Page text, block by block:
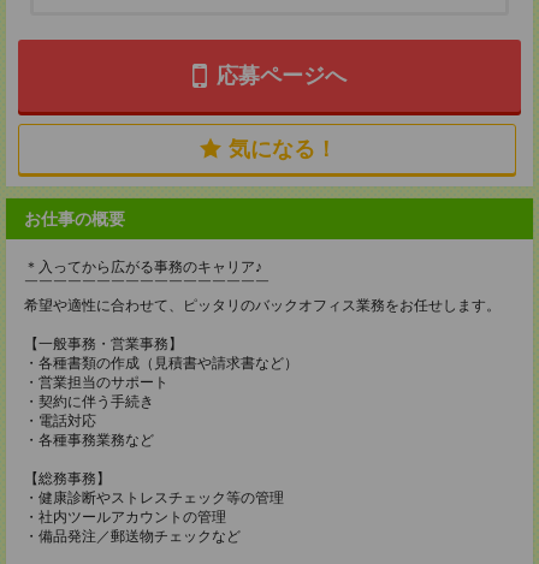
応募ページへ
気になる！
お仕事の概要
＊入ってから広がる事務のキャリア♪
￣￣￣￣￣￣￣￣￣￣￣￣￣￣￣￣￣
希望や適性に合わせて、ピッタリのバックオフィス業務をお任せします。
【一般事務・営業事務】
・各種書類の作成（見積書や請求書など）
・営業担当のサポート
・契約に伴う手続き
・電話対応
・各種事務業務など
【総務事務】
・健康診断やストレスチェック等の管理
・社内ツールアカウントの管理
・備品発注／郵送物チェックなど